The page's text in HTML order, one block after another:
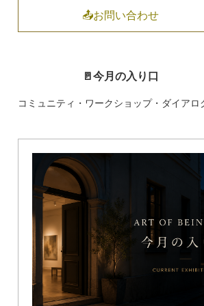
📤お問い合わせ
🚪今月の入り口
コミュニティ・ワークショップ・ダイアロ